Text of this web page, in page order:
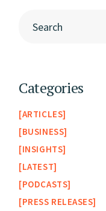
Categories
ARTICLES
BUSINESS
INSIGHTS
LATEST
PODCASTS
PRESS RELEASES